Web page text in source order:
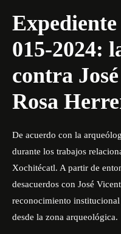
015-2024:
contra
Rosa
De acuerdo con la
durante los trabajos
Xochitécatl. A partir de
desacuerdos con José
reconocimiento
desde la zona arqueológica.